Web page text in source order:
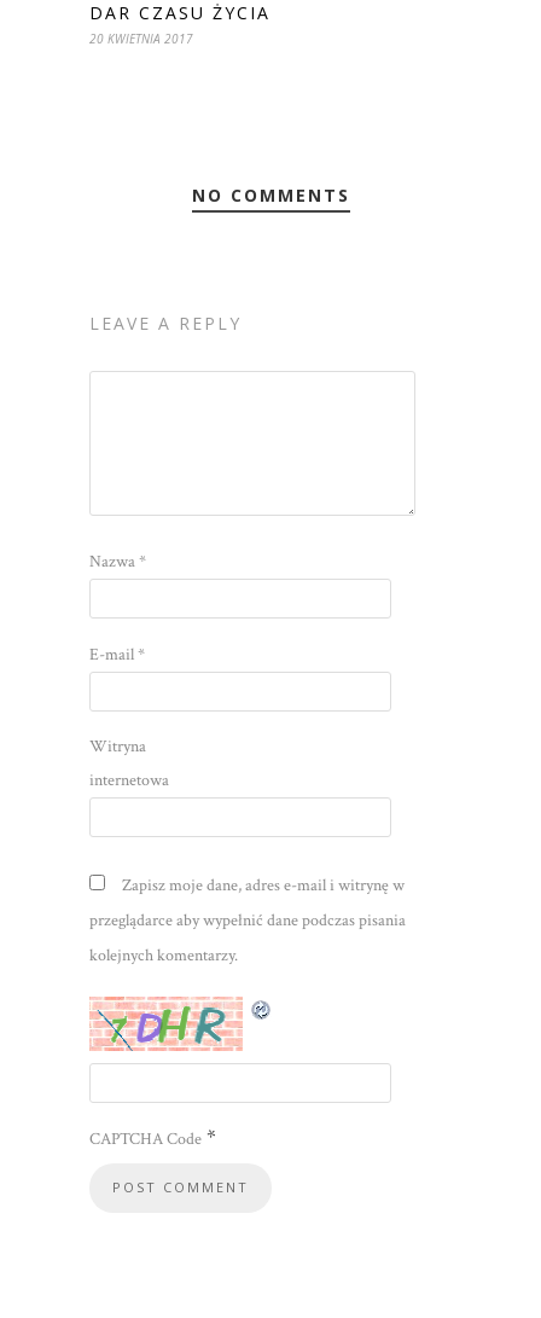
DAR CZASU ŻYCIA
20 KWIETNIA 2017
NO COMMENTS
LEAVE A REPLY
Nazwa*
E-mail*
Witryna
internetowa
Zapisz moje dane, adres e-mail i witrynę w
przeglądarce aby wypełnić dane podczas pisania
kolejnych komentarzy.
CAPTCHA Code *